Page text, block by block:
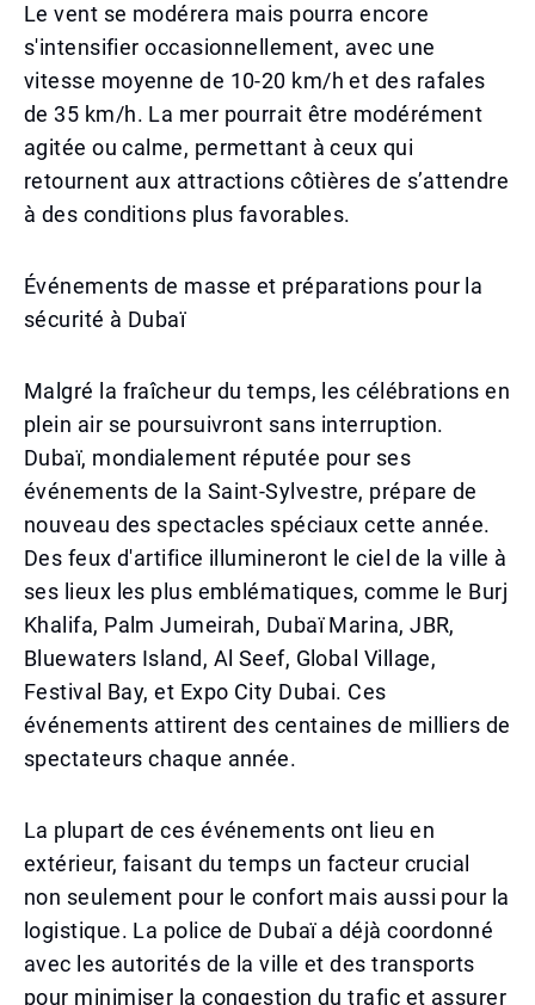
Le vent se modérera mais pourra encore
s'intensifier occasionnellement, avec une
vitesse moyenne de 10-20 km/h et des rafales
de 35 km/h. La mer pourrait être modérément
agitée ou calme, permettant à ceux qui
retournent aux attractions côtières de s’attendre
à des conditions plus favorables.
Événements de masse et préparations pour la
sécurité à Dubaï
Malgré la fraîcheur du temps, les célébrations en
plein air se poursuivront sans interruption.
Dubaï, mondialement réputée pour ses
événements de la Saint-Sylvestre, prépare de
nouveau des spectacles spéciaux cette année.
Des feux d'artifice illumineront le ciel de la ville à
ses lieux les plus emblématiques, comme le Burj
Khalifa, Palm Jumeirah, Dubaï Marina, JBR,
Bluewaters Island, Al Seef, Global Village,
Festival Bay, et Expo City Dubai. Ces
événements attirent des centaines de milliers de
spectateurs chaque année.
La plupart de ces événements ont lieu en
extérieur, faisant du temps un facteur crucial
non seulement pour le confort mais aussi pour la
logistique. La police de Dubaï a déjà coordonné
avec les autorités de la ville et des transports
pour minimiser la congestion du trafic et assurer